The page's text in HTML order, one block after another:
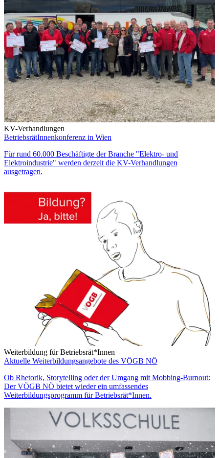
KV-Verhandlungen
BetriebsrätInnenkonferenz in Wien
Für rund 60.000 Beschäftigte der Branche "Elektro- und
Elektroindustrie" werden derzeit die KV-Verhandlungen
ausgetragen.
Weiterbildung für Betriebsrät*Innen
Aktuelle Weiterbildungsangebote des VÖGB NÖ
Ob Rhetorik, Storytelling oder der Umgang mit Mobbing-Burnout:
Der VÖGB NÖ bietet wieder ein umfassendes
Weiterbildungsprogramm für Betriebsrät*Innen.